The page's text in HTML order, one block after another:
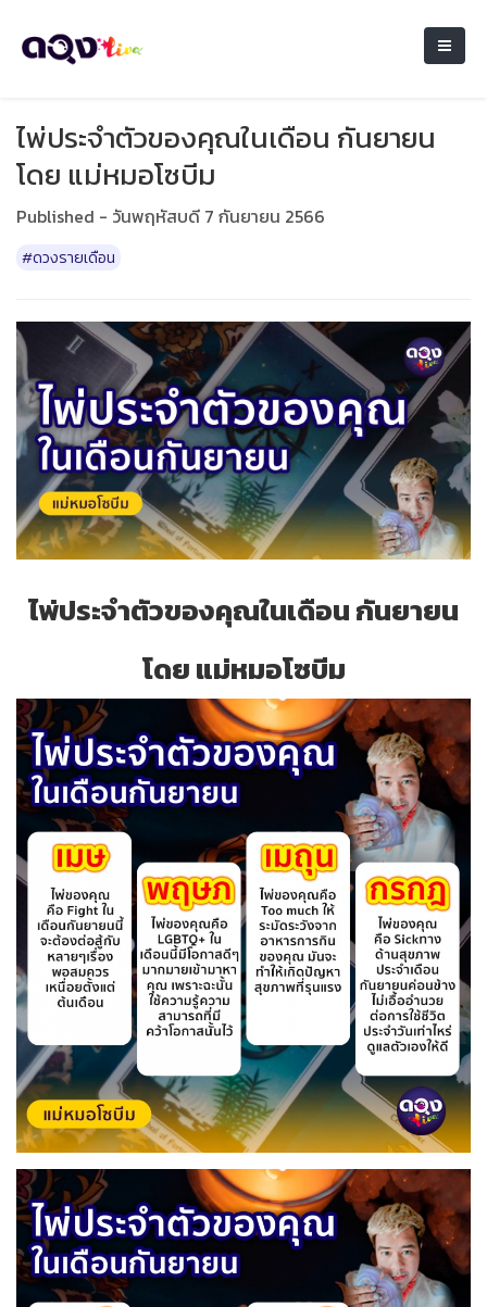
ไพ่ประจำตัวของคุณในเดือน กันยายน
โดย แม่หมอโซบีม
Published - วันพฤหัสบดี 7 กันยายน 2566
#ดวงรายเดือน
ไพ่ประจำตัวของคุณในเดือน กันยายน
โดย แม่หมอโซบีม